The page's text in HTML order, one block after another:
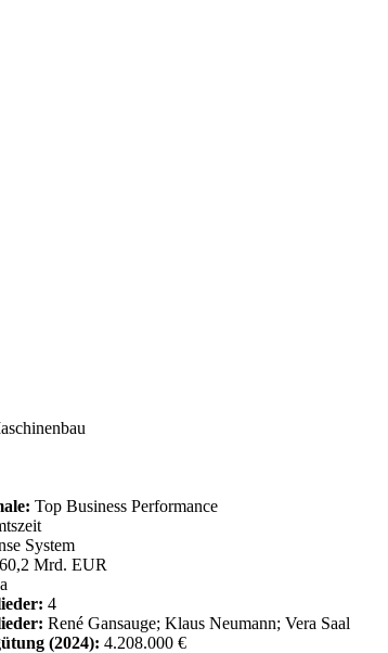
Top Business Performance
System
60,2 Mrd. EUR
4
René Gansauge; Klaus Neumann; Vera Saal
(2024): 4.208.000 €